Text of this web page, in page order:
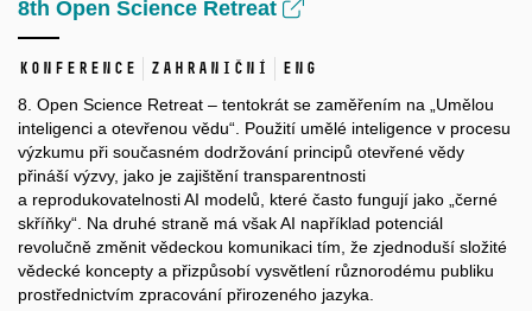
8th Open Science Retreat
Konference Zahraniční ENG
8. Open Science Retreat – tentokrát se zaměřením na „Umělou
inteligenci a otevřenou vědu“. Použití umělé inteligence v procesu
výzkumu při současném dodržování principů otevřené vědy
přináší výzvy, jako je zajištění transparentnosti
a reprodukovatelnosti AI modelů, které často fungují jako „černé
skříňky“. Na druhé straně má však AI například potenciál
revolučně změnit vědeckou komunikaci tím, že zjednoduší složité
vědecké koncepty a přizpůsobí vysvětlení různorodému publiku
prostřednictvím zpracování přirozeného jazyka.